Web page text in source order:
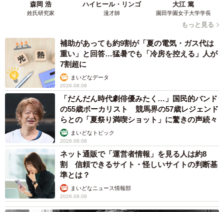
森岡 浩
姓氏研究家
ハイヒール・リンゴ
漫才師
大江 篤
園田学園女子大学学長
もっと見る
補助があっても約9割が「夏の電気・ガス代は
重い」と回答…猛暑でも「冷房を控える」人が
7割超に
まいどなデータ
2026.08.08
「だんだん時代劇俳優みたく…」国民的バンド
の55歳ボーカリスト 競馬界の57歳レジェンド
らとの「夏祭り満喫ショット」に驚きの声続々
まいどなトピック
2026.08.08
ネット通販で「運営者情報」を見る人は約8
割 信頼できるサイト・怪しいサイトの判断基
準とは？
まいどなニュース情報部
2026.08.08